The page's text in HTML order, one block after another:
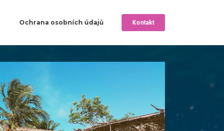
Ochrana osobních údajů Kontakt